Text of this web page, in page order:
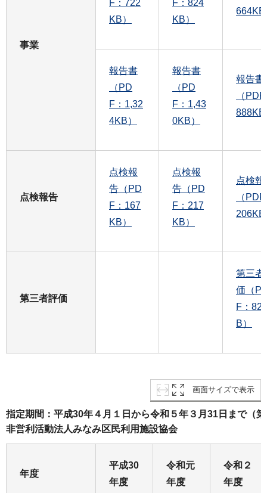
事業
F：722
KB）
F：824
KB）
664KB
報告書
（PD
F：1,32
4KB）
報告書
（PD
F：1,43
0KB）
報告書
（
888KB
点検報告
点検報
告（PD
F：167
KB）
点検報
告（PD
F：217
KB）
点検報
（
206KB
第三者評価
第三者
価（
F：
B）
画面サイズで表示
指定期間：平成30年４月１日から令和５年３月31日まで（
非営利活動法人みなみ区民利用施設協会
年度
平成30
年度
令和元
年度
令和２
年度